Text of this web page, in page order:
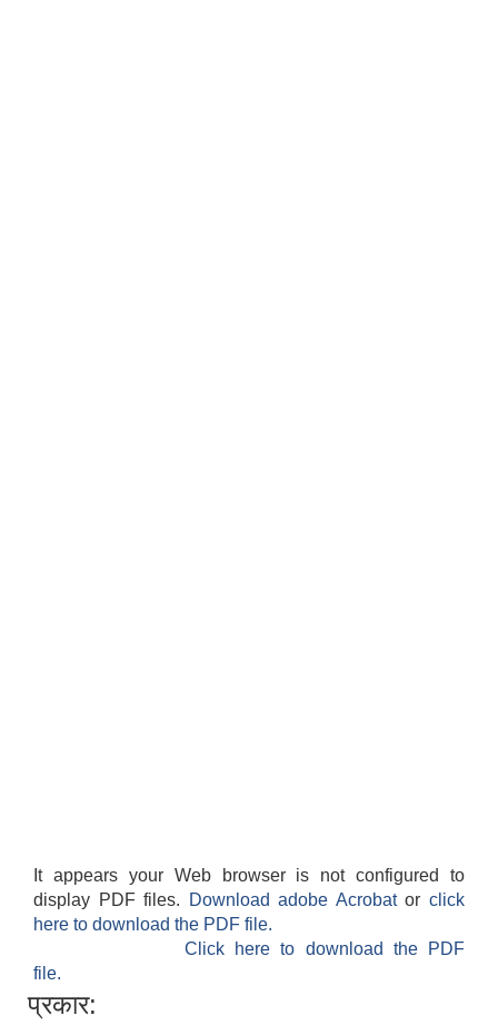
It appears your Web browser is not configured to
display PDF files.
Download adobe Acrobatorclick
here to download the PDF file.
Click here to download the PDF
file.
प्रकार: